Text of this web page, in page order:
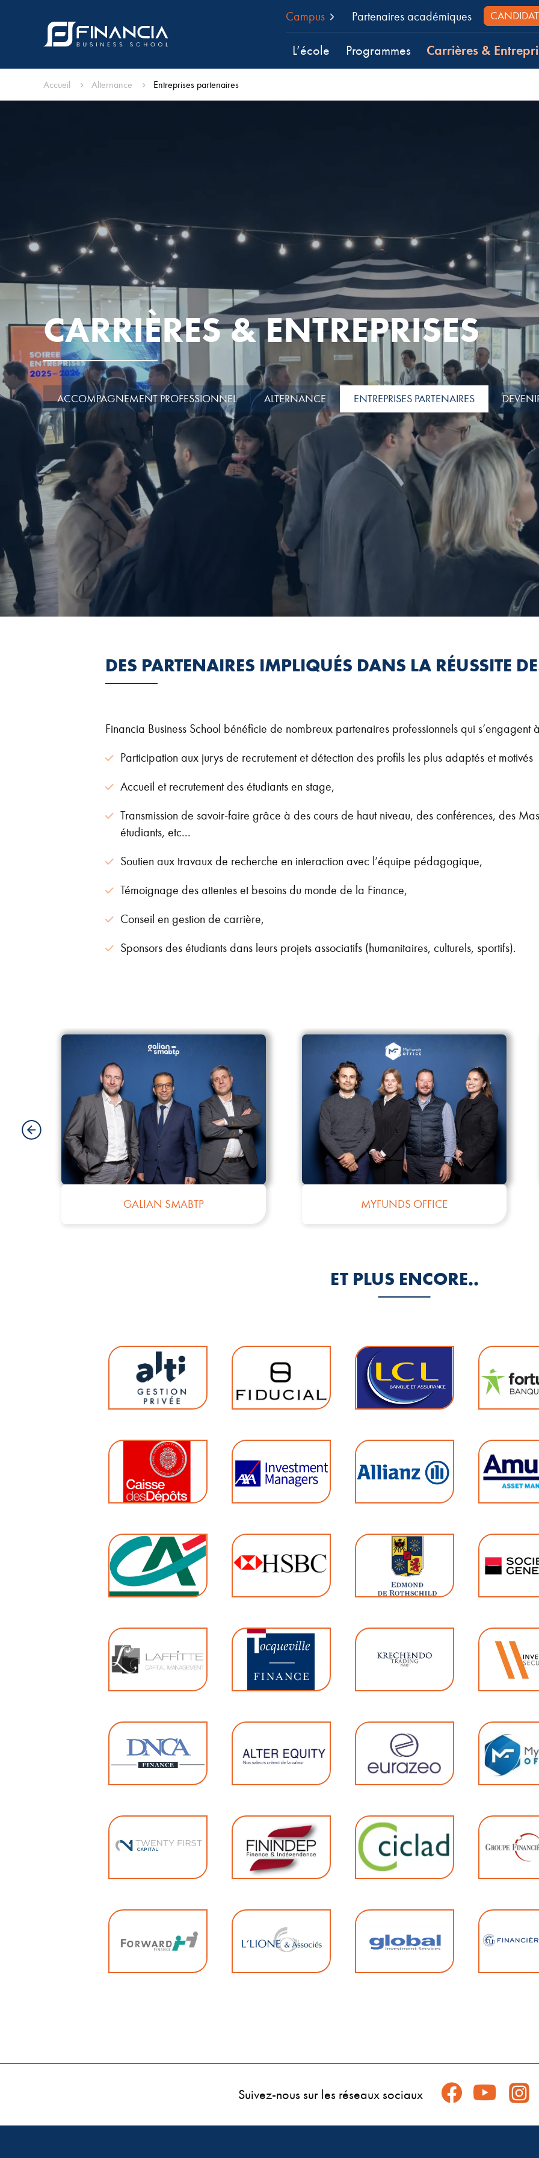
Campus Partenaires académiques
L’école Programmes Carrières &
Accueil Alternance Entreprises partenaires
CARRIÈRES & ENTREPRISES
ACCOMPAGNEMENT PROFESSIONNEL ALTERNANCE ENTREPRISES PARTENAIRES
DES PARTENAIRES IMPLIQUÉS DANS LA RÉUSSITE
Financia Business School bénéficie de nombreux partenaires professionnels qui s’engagent
Participation aux jurys de recrutement et détection des profils les plus adaptés et motivés
Accueil et recrutement des étudiants en stage,
Transmission de savoir-faire grâce à des cours de haut niveau, des conférences, des
étudiants, etc...
Soutien aux travaux de recherche en interaction avec l’équipe pédagogique,
Témoignage des attentes et besoins du monde de la Finance,
Conseil en gestion de carrière,
Sponsors des étudiants dans leurs projets associatifs (humanitaires, culturels, sportifs).
MYFUNDS OFFICE SNL
ET PLUS ENCORE..
Suivez-nous sur les réseaux sociaux